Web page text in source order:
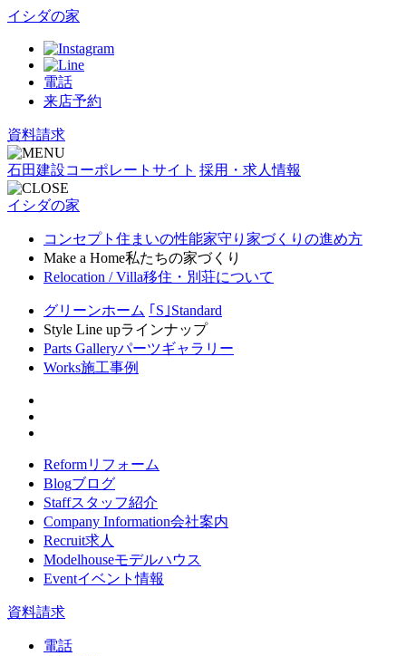
イシダの家
電話
来店予約
資料請求
石田建設コーポレートサイト 採用・求人情報
イシダの家
コンセプト 住まいの性能家守り 家づくりの進め方
Make a Home私たちの家づくり
Relocation / Villa移住・別荘について
グリーンホーム ｢S｣Standard
Style Line upラインナップ
Parts Galleryパーツギャラリー
Works施工事例
Reformリフォーム
Blogブログ
Staffスタッフ紹介
Company Information会社案内
Recruit求人
Modelhouseモデルハウス
Eventイベント情報
資料請求
電話